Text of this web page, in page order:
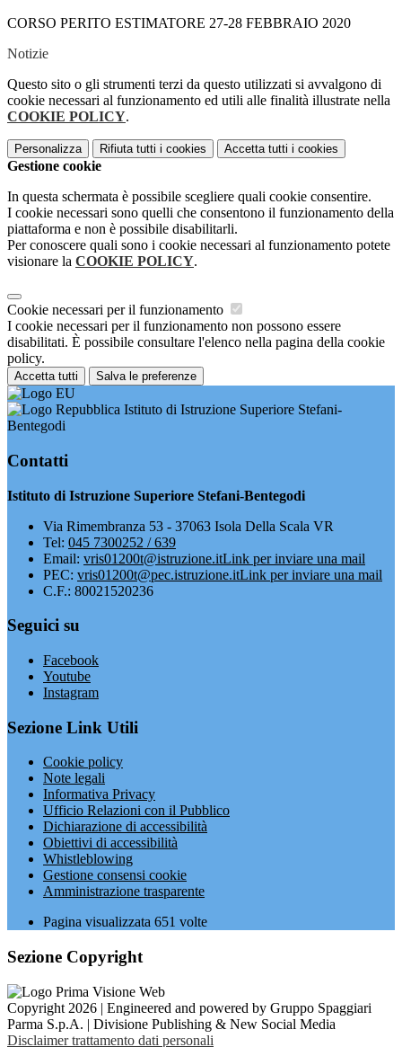
CORSO PERITO ESTIMATORE 27-28 FEBBRAIO 2020
Notizie
Questo sito o gli strumenti terzi da questo utilizzati si avvalgono di
cookie necessari al funzionamento ed utili alle finalità illustrate nella
COOKIE POLICY.
Personalizza Rifiuta tutti i cookies Accetta tutti i cookies
Gestione cookie
In questa schermata è possibile scegliere quali cookie consentire.
I cookie necessari sono quelli che consentono il funzionamento della
piattaforma e non è possibile disabilitarli.
Per conoscere quali sono i cookie necessari al funzionamento potete
visionare la COOKIE POLICY.
Cookie necessari per il funzionamento
I cookie necessari per il funzionamento non possono essere
disabilitati. È possibile consultare l'elenco nella pagina della cookie
policy.
Accetta tutti Salva le preferenze
Istituto di Istruzione Superiore Stefani-
Bentegodi
Contatti
Istituto di Istruzione Superiore Stefani-Bentegodi
Via Rimembranza 53 - 37063 Isola Della Scala VR
Tel: 045 7300252 / 639
Email: vris01200t@istruzione.itLink per inviare una mail
PEC: vris01200t@pec.istruzione.itLink per inviare una mail
C.F.: 80021520236
Seguici su
Facebook
Youtube
Instagram
Sezione Link Utili
Cookie policy
Note legali
Informativa Privacy
Ufficio Relazioni con il Pubblico
Dichiarazione di accessibilità
Obiettivi di accessibilità
Whistleblowing
Gestione consensi cookie
Amministrazione trasparente
Pagina visualizzata 651 volte
Sezione Copyright
Copyright 2026 | Engineered and powered by Gruppo Spaggiari
Parma S.p.A. | Divisione Publishing & New Social Media
Disclaimer trattamento dati personali